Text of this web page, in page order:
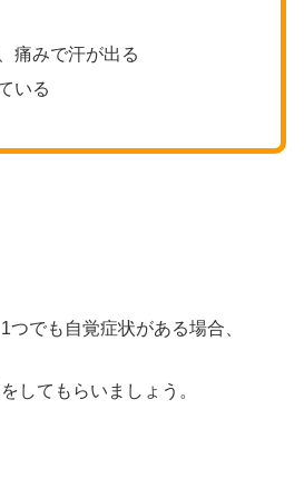
痛みで汗が出る
いる
つでも自覚症状がある場合、
してもらいましょう。